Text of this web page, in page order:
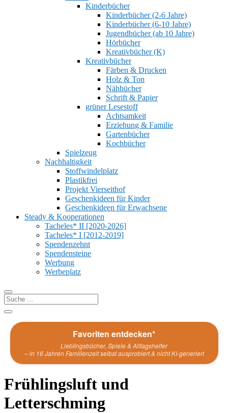
Kinderbücher
Kinderbücher (2-6 Jahre)
Kinderbücher (6-10 Jahre)
Jugendbücher (ab 10 Jahre)
Hörbücher
Kreativbücher (K)
Kreativbücher
Färben & Drucken
Holz & Ton
Nähbücher
Schrift & Papier
grüner Lesestoff
Achtsamkeit
Erziehung & Familie
Gartenbücher
Kochbücher
Spielzeug
Nachhaltigkeit
Stoffwindelplatz
Plastikfrei
Projekt Vierseithof
Geschenkideen für Kinder
Geschenkideen für Erwachsene
Steady & Kooperationen
Tacheles* II [2020-2026]
Tacheles* I [2012-2019]
Spendenzehnt
Spendensteine
Werbung
Werbeplatz
Favoriten entdecken*
Lieblingsbücher, Spiele & Alltagshelfer
– in 16 Jahren Familienzeit selbst ausprobiert & nicht KI-generiert
Frühlingsluft und
Letterschming